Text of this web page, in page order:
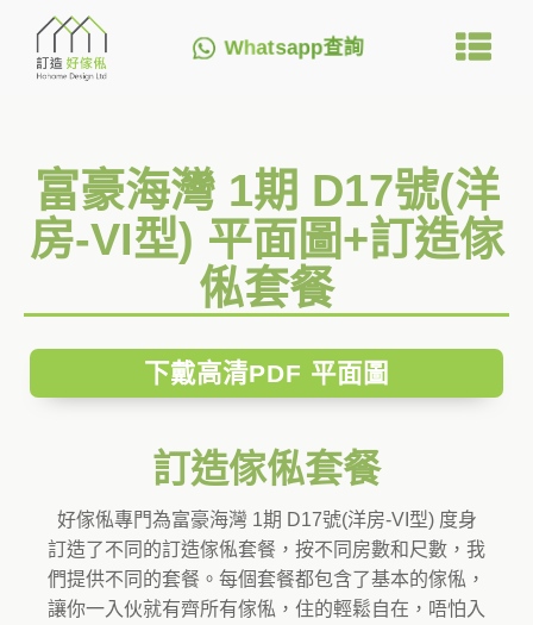
Whatsapp查詢
富豪海灣 1期 D17號(洋
房-VI型) 平面圖+訂造傢
俬套餐
下戴高清PDF 平面圖
訂造傢俬套餐
好傢俬專門為富豪海灣 1期 D17號(洋房-VI型) 度身
訂造了不同的訂造傢俬套餐，按不同房數和尺數，我
們提供不同的套餐。每個套餐都包含了基本的傢俬，
讓你一入伙就有齊所有傢俬，住的輕鬆自在，唔怕入